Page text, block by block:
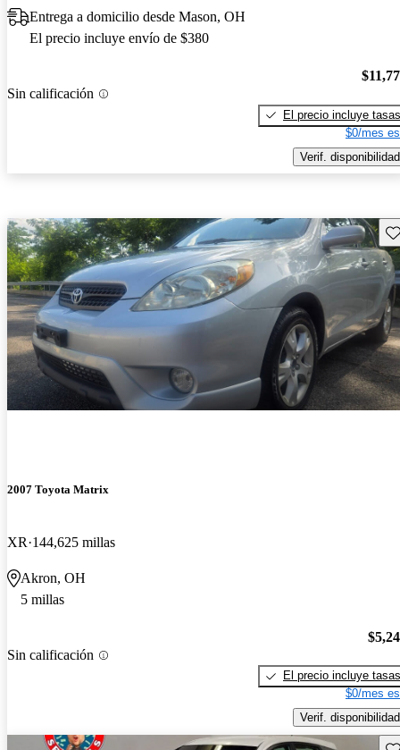
Entrega a domicilio desde Mason, OH
El precio incluye envío de $380
Sin calificación
El precio incluye tasas
$0/mes
Verif. disponibilidad
2007 Toyota Matrix
XR 144,625 millas
Akron, OH
5 millas
Sin calificación
El precio incluye tasas
$0/mes
Verif. disponibilidad